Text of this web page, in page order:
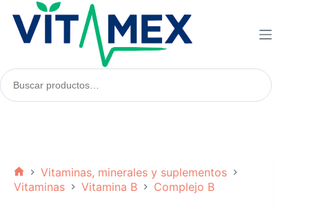
contenido
Buscar
productos:
Inicio
Vitaminas, minerales y suplementos
Vitaminas
Vitamina B Complejo B